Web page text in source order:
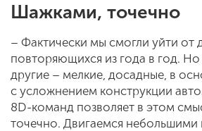
Шажками, точечно
– Фактически мы смогли уйти от
повторяющихся из года в год. Но
другие – мелкие, досадные, в
с усложнением конструкции
8D-команд позволяет в этом
точечно. Двигаемся